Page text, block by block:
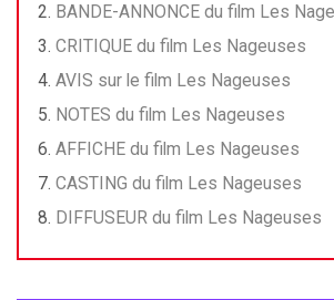
BANDE-ANNONCE du film Les
CRITIQUE du film Les Nageuses
AVIS sur le film Les Nageuses
NOTES du film Les Nageuses
AFFICHE du film Les Nageuses
CASTING du film Les Nageuses
DIFFUSEUR du film Les Nageuses